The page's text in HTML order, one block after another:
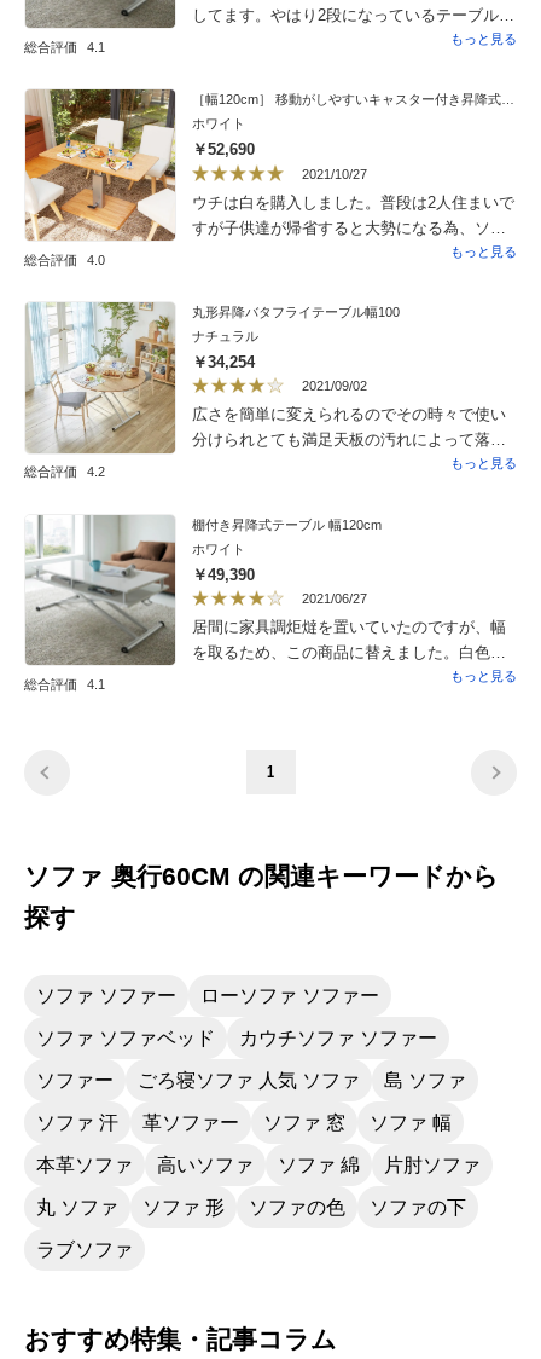
総合評価 4.1
してます。やはり2段になっているテーブル部
分は色々な収納に使用でき、テーブルの上が
もっと見る
総合評価 4.0
［幅120cm］ 移動がしやすいキャスター付き昇降式テーブル
ホワイト
￥52,690
2021/10/27
ウチは白を購入しました。普段は2人住まいで
すが子供達が帰省すると大勢になる為、ソ
ファを食事テーブルにしたいと購入。代わり
く感じ以前よりソファが活用できて家が明る
くなりました。下にローラーがあるものの、
勝手に動いたりせず、軽い力で移動も出来て
便利でした。重宝してます。
もっと見る
総合評価 4.2
丸形昇降バタフライテーブル幅100
ナチュラル
￥34,254
2021/09/02
広さを簡単に変えられるのでその時々で使い
分けられとても満足天板の汚れによって落ち
にくい時があるので少し気になりますもっと見る
総合評価 4.1
棚付き昇降式テーブル 幅120cm
ホワイト
￥49,390
2021/06/27
居間に家具調炬燵を置いていたのですが、幅
を取るため、この商品に替えました。白色で
部屋の雰囲気が明るくなり、なにしろテーブ
付いて、とても便利です。無段階で天板が上
ン等も立ったままでかけられるので疲れも軽
もっと見る
1
ソファ 奥行60CM の関連キーワードから
探す
ソファ ソファー ローソファ ソファー
ソファ ソファベッド カウチソファ ソファー
ソファー ごろ寝ソファ 人気 ソファ 島 ソファ
ソファ 汗 革ソファー ソファ 窓 ソファ 幅
本革ソファ 高いソファ ソファ 綿 片肘ソファ
丸 ソファ ソファ 形 ソファの色 ソファの下
ラブソファ
おすすめ特集・記事コラム